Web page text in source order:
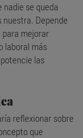
nadie se queda
Depende
mejorar
laboral más
las
reflexionar sobre
que